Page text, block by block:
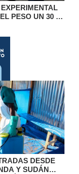
PESO UN 30 %
DESDE
Y SUDÁN